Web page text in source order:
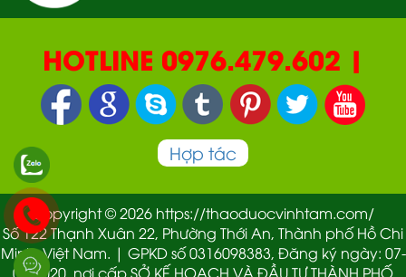
HOTLINE 0976.479.602 |
090.669.2550 | 0987.877.193
Hợp tác
Copyright © 2026 https://thaoduocvinhtam.com/
Số 122 Thạnh Xuân 22, Phường Thới An, Thành phố Hồ Chi
Minh, Việt Nam. | GPKD số 0316098383, Đăng ký ngày: 07-
01-2020, nơi cấp SỞ KẾ HOẠCH VÀ ĐẦU TƯ THÀNH PHỐ